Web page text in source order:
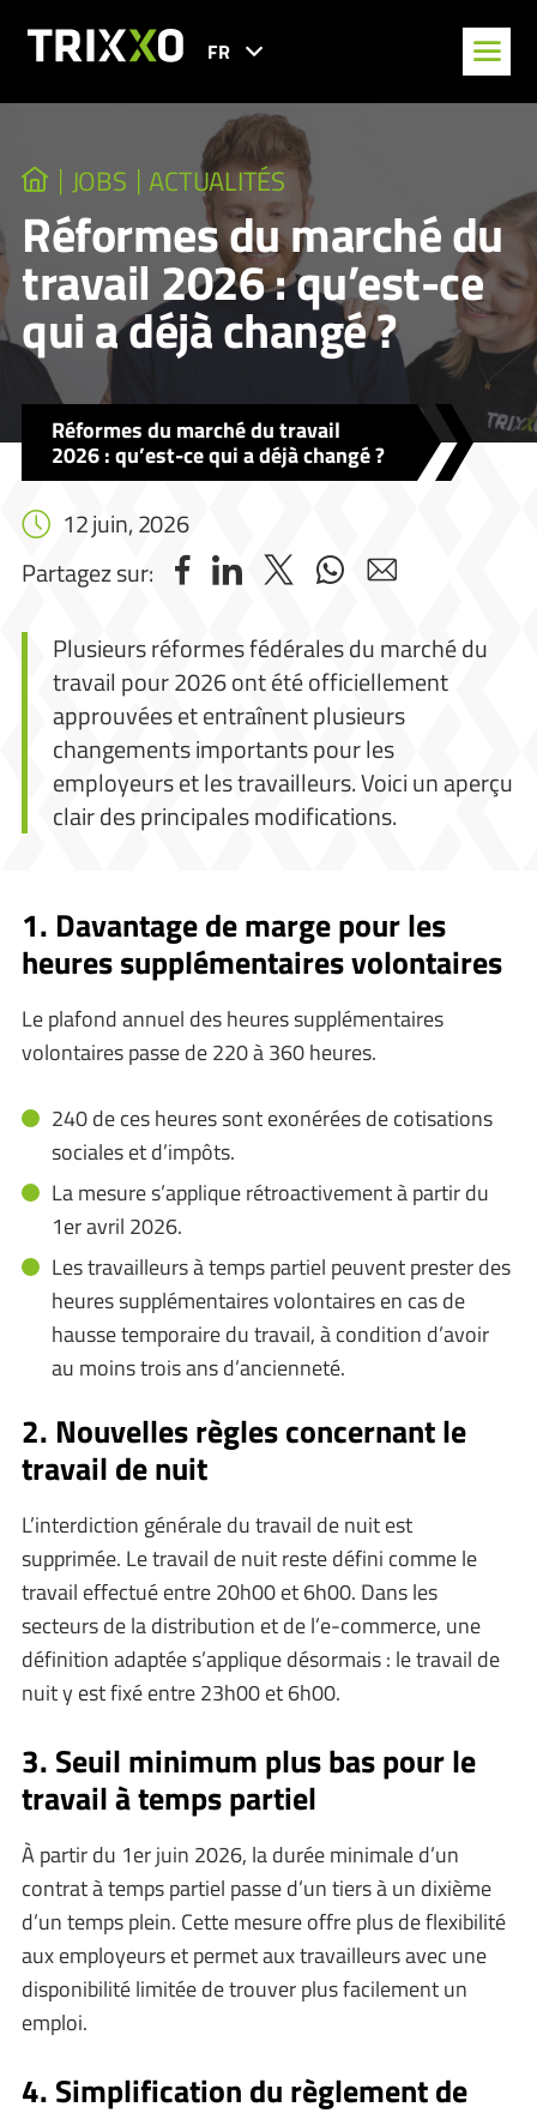
FR
JOBS ACTUALITÉS
Réformes du marché du
travail 2026 : qu’est-ce
qui a déjà changé ?
Réformes du marché du travail
2026 : qu’est-ce qui a déjà changé ?
12 juin, 2026
Partagez sur:
Plusieurs réformes fédérales du marché du
travail pour 2026 ont été officiellement
approuvées et entraînent plusieurs
changements importants pour les
employeurs et les travailleurs. Voici un aperçu
clair des principales modifications.
1. Davantage de marge pour les
heures supplémentaires volontaires
Le plafond annuel des heures supplémentaires
volontaires passe de 220 à 360 heures.
240 de ces heures sont exonérées de cotisations
sociales et d’impôts.
La mesure s’applique rétroactivement à partir du
1er avril 2026.
Les travailleurs à temps partiel peuvent prester des
heures supplémentaires volontaires en cas de
hausse temporaire du travail, à condition d’avoir
au moins trois ans d’ancienneté.
2. Nouvelles règles concernant le
travail de nuit
L’interdiction générale du travail de nuit est
supprimée. Le travail de nuit reste défini comme le
travail effectué entre 20h00 et 6h00. Dans les
secteurs de la distribution et de l’e-commerce, une
définition adaptée s’applique désormais : le travail de
nuit y est fixé entre 23h00 et 6h00.
3. Seuil minimum plus bas pour le
travail à temps partiel
À partir du 1er juin 2026, la durée minimale d’un
contrat à temps partiel passe d’un tiers à un dixième
d’un temps plein. Cette mesure offre plus de flexibilité
aux employeurs et permet aux travailleurs avec une
disponibilité limitée de trouver plus facilement un
emploi.
4. Simplification du règlement de